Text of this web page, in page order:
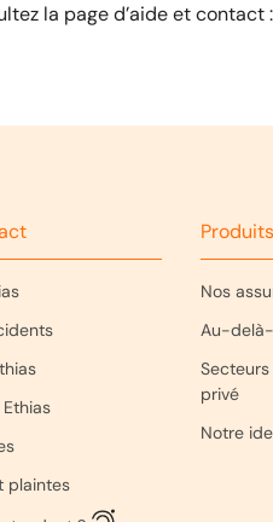
la page d’aide et contact :
plaintes
Nos
Au-
privé
Notre